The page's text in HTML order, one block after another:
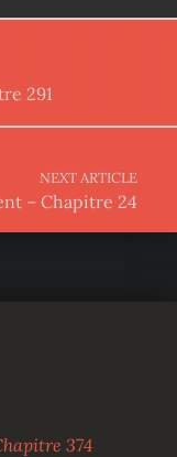
291
NEXT ARTICLE
– Chapitre 24
374